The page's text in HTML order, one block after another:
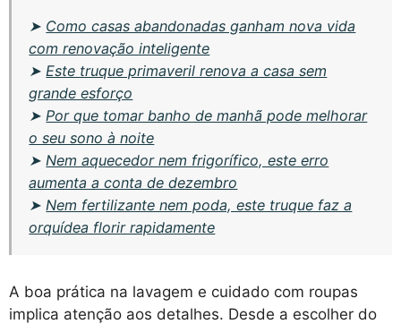
➤ Como casas abandonadas ganham nova vida
com renovação inteligente
➤Este truque primaveril renova a casa sem
grande esforço
➤Por que tomar banho de manhã pode melhorar
o seu sono à noite
➤Nem aquecedor nem frigorífico, este erro
aumenta a conta de dezembro
➤Nem fertilizante nem poda, este truque faz a
orquídea florir rapidamente
A boa prática na lavagem e cuidado com roupas
implica atenção aos detalhes. Desde a escolher do